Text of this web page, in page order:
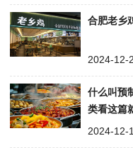
合肥老乡
2024-12-
什么叫预
类看这篇
2024-12-